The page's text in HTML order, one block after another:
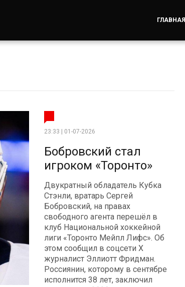
ГЛАВНАЯ
23:33 | 01-07-2026
Бобровский стал
игроком «Торонто»
Двукратный обладатель Кубка
Стэнли, вратарь Сергей
Бобровский, на правах
свободного агента перешёл в
клуб Национальной хоккейной
лиги «Торонто Мейпл Лифс». Об
этом сообщил в соцсети X
журналист Эллиотт Фридман.
Россиянин, которому в сентябре
исполнится 38 лет, заключил